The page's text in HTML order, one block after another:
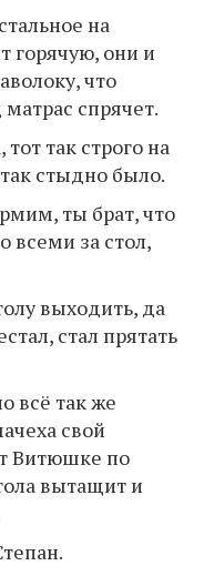
на
горячую, они и
что
спрячет.
так строго на
стыдно было.
ты брат, что
всеми за стол,
выходить, да
стал прятать
всё так же
свой
Витюшке по
вытащит и